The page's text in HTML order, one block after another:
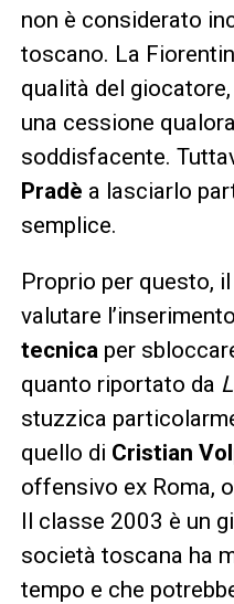
non è considerato
toscano. La
qualità del
una cessione
soddisfacente.
Pradè a lasciarlo
semplice.
Proprio per questo, il
valutare
tecnica per
quanto riportato da
stuzzica
quello di Cristian
offensivo ex Roma,
Il classe 2003 è un
società toscana ha
tempo e che